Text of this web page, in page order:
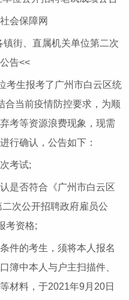
会保障网
街、直属机关单位第二次
告<<
考生报考了广州市白云区统
合当前疫情防控要求，为顺
考等资源浪费现象，现需
行确认，公告如下：
考试;
是否符合《广州市白云区
次公开招聘政府雇员公
考资格;
件的考生，须将本人报名
簿中本人与户主扫描件、
材料，于2021年9月20日